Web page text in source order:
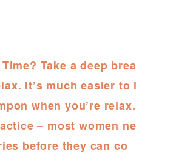
Take a deep brea
It’s much easier to i
when you’re relax.
– most women ne
before they can co